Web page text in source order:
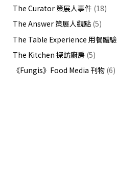
The Curator 策展人事件 (18)
The Answer 策展人觀點 (5)
The Table Experience 用餐體驗
The Kitchen 探訪廚房 (5)
《Fungis》Food Media 刊物 (6)